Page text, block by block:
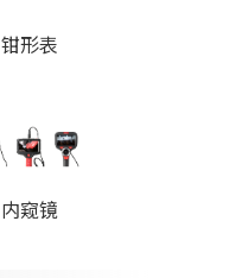
钳形表
内窥镜